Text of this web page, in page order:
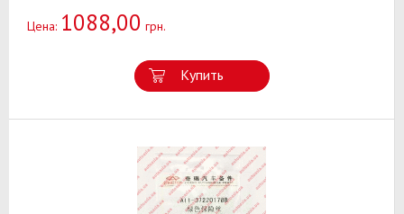
Цена: 1088,00 грн.
Купить